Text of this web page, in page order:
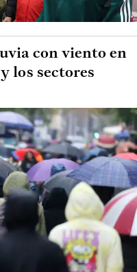
con viento en
los sectores